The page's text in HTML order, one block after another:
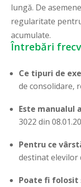
lungă. De
regularitate
acumulate.
Întrebări
Ce tipuri de
de consolidare,
Este manualul
3022 din
Pentru ce
destinat elevilor
Poate fi folosit